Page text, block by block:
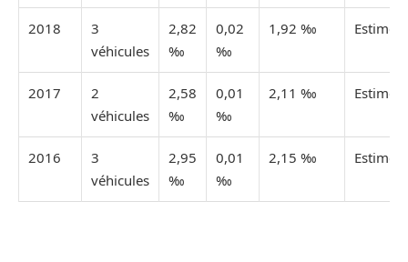
2018
3
véhicules
2,82
‰
0,02
‰
1,92 ‰ Estimée
2017
2
véhicules
2,58
‰
0,01
‰
2,11 ‰ Estimée
2016
3
véhicules
2,95
‰
0,01
‰
2,15 ‰ Estimée